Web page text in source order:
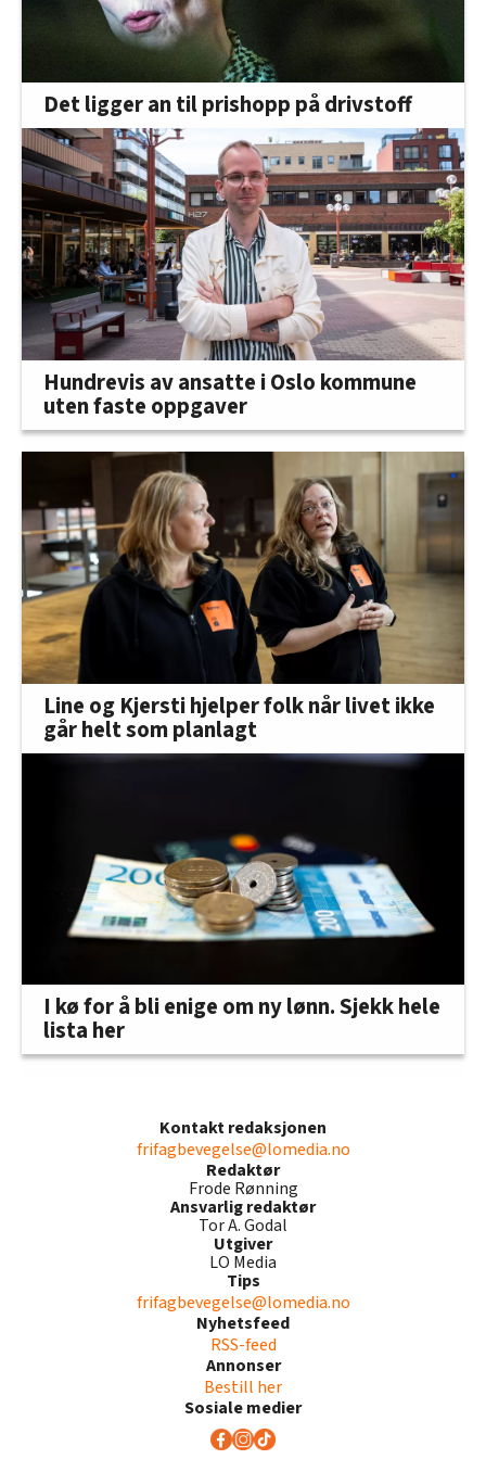
Det ligger an til prishopp på drivstoff
Hundrevis av ansatte i Oslo kommune
uten faste oppgaver
Line og Kjersti hjelper folk når livet ikke
går helt som planlagt
I kø for å bli enige om ny lønn. Sjekk hele
lista her
Kontakt redaksjonen
frifagbevegelse@lomedia.no
Redaktør
Frode Rønning
Ansvarlig redaktør
Tor A. Godal
Utgiver
LO Media
Tips
frifagbevegelse@lomedia.no
Nyhetsfeed
RSS-feed
Annonser
Bestill her
Sosiale medier